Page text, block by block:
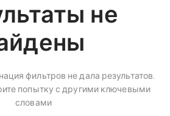
не
фильтров не дала результатов.
попытку с другими ключевыми
словами